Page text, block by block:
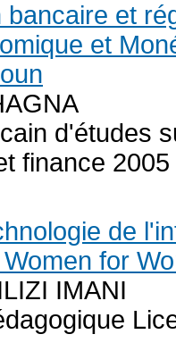
et
et
d'études
finance 2005
de
for
IMANI